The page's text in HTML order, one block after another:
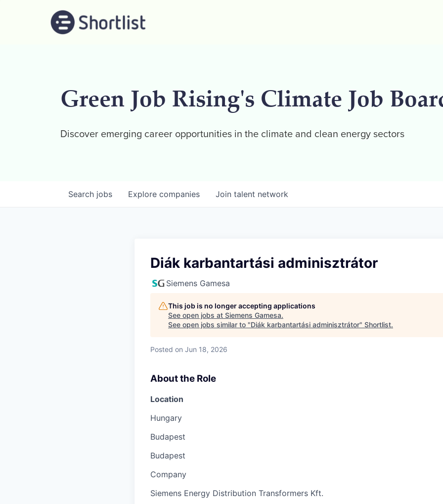
Green Job Rising's Climate Job
Discover emerging career opportunities in the climate and clean energy sectors
Search jobs Explore companies Join talent network
Diák karbantartási adminisztrátor
Siemens Gamesa
This job is no longer accepting applications
See open jobs at Siemens Gamesa.
See open jobs similar to "Diák karbantartási adminisztrátor" Shortlist.
Posted on Jun 18, 2026
About the Role
Location
Hungary
Budapest
Budapest
Company
Siemens Energy Distribution Transformers Kft.